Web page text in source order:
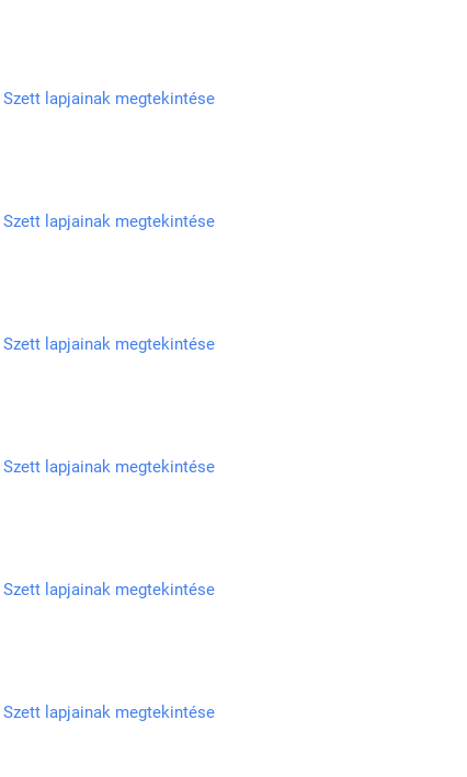
Szett lapjainak megtekintése
Szett lapjainak megtekintése
Szett lapjainak megtekintése
Szett lapjainak megtekintése
Szett lapjainak megtekintése
Szett lapjainak megtekintése